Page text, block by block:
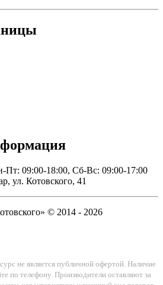
Пт: 09:00-18:00, Сб-Вс: 09:00-17:00
ул. Котовского, 41
© 2014 - 2026
не является публичной офертой. Наличие
по телефону. Производители оставляют за